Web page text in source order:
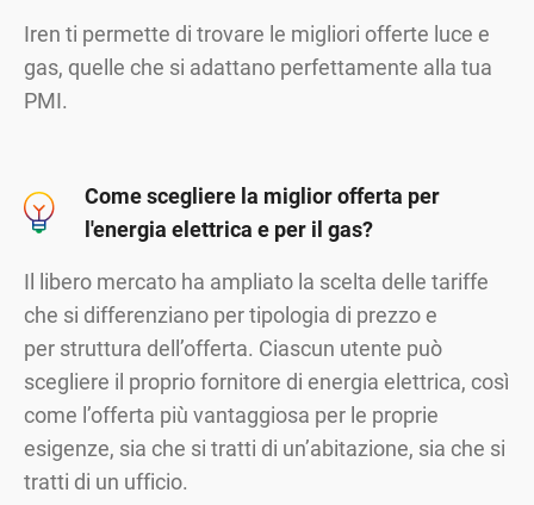
Iren ti permette di trovare le migliori offerte luce e
gas, quelle che si adattano perfettamente alla tua
PMI.
Come scegliere la miglior offerta per
l'energia elettrica e per il gas?
Il libero mercato ha ampliato la scelta delle tariffe
che si differenziano per tipologia di prezzo e
per struttura dell’offerta. Ciascun utente può
scegliere il proprio fornitore di energia elettrica, così
come l’offerta più vantaggiosa per le proprie
esigenze, sia che si tratti di un’abitazione, sia che si
tratti di un ufficio.